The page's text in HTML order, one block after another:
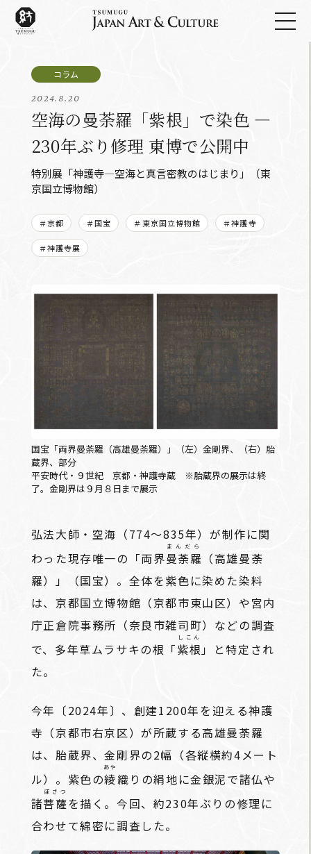
2024.8.20
空海の曼荼羅「紫根」で染色 ―
230年ぶり修理 東博で公開中
特別展「神護寺―空海と真言密教のはじまり」（東
京国立博物館）
＃京都 ＃国宝 ＃東京国立博物館 ＃神護寺
＃神護寺展
国宝「両界曼荼羅（高雄曼荼羅）」（左）金剛界、（右）胎
蔵界、部分
平安時代・９世紀 京都・神護寺蔵 ※胎蔵界の展示は終
了。金剛界は９月８日まで展示
弘法大師・空海（774～835年）が制作に関
わった現存唯一の「両界曼荼羅
まんだら
（高雄曼荼
羅）」（国宝）。全体を紫色に染めた染料
は、京都国立博物館（京都市東山区）や宮内
庁正倉院事務所（奈良市雑司町）などの調査
で、多年草ムラサキの根「紫根
しこん
」と特定され
た。
今年〔2024年〕、創建1200年を迎える神護
寺（京都市右京区）が所蔵する高雄曼荼羅
は、胎蔵界、金剛界の2幅（各縦横約4メート
ル）。紫色の綾
あや
織りの絹地に金銀泥で諸仏や
諸菩薩
ぼさつ
を描く。今回、約230年ぶりの修理に
合わせて綿密に調査した。